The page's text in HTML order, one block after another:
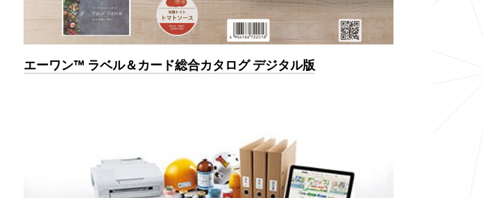
エーワン™ ラベル＆カード総合カタログ デジタル版